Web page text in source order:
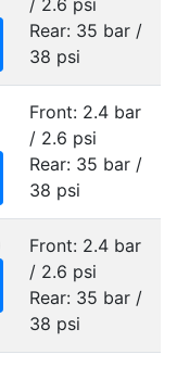
/ 2.6 psi
Rear: 35 bar /
38 psi
Front: 2.4 bar
/ 2.6 psi
Rear: 35 bar /
38 psi
Front: 2.4 bar
/ 2.6 psi
Rear: 35 bar /
38 psi